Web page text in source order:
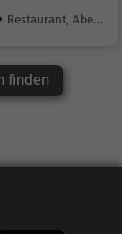
Restaurant, Aben
finden